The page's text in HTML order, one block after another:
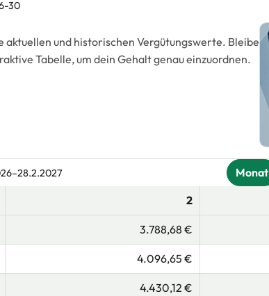
30
und historischen Vergütungswerte. Bleibe
Tabelle, um dein Gehalt genau einzuordnen.
Monat
2
3.788,68 €
4.096,65 €
4.430,12 €